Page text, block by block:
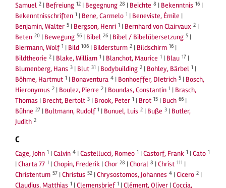
Samuel 2 | Befreiung 12 | Begegnung 28 | Beichte 8 | Bekenntnis 16 |
Bekenntnisschriften 1 | Bene, Carmelo 1 | Beneviste, Émile |
Benjamin, Walter 5 | Bergson, Henri 1 | Bernhard von Clairvaux 2 |
Beten 20 | Bewegung 56 | Bibel 26 | Bibel / Bibelübersetzung 5 |
Biermann, Wolf 1 | Bild 106 | Bildersturm 2 | Bildschirm 16 |
Bildtheorie 2 | Blake, William 1 | Blanchot, Maurice 1 | Blau 17 |
Blumenberg, Hans 3 | Blut 31 | Bodybuilding 2 | Bohley, Bärbel 1 |
Böhme, Hartmut 1 | Bonaventura 4 | Bonhoeffer, DIetrich 5 | Bosch,
Hieronymus 2 | Boulez, Pierre 2 | Boundas, Constantin 1 | Brasch,
Thomas | Brecht, Bertolt 3 | Brook, Peter 1 | Brot 15 | Buch 66 |
Bühne 27 | Bultmann, Rudolf 1 | Bunuel, Luis 2 | Buße 3 | Butler,
Judith 2
C
Cage, John 1 |Calvin 4 |Castellucci, Romeo 1 |Castorf, Frank 1 |Cato 1
|Charta 77 1 |Chopin, Frederik |Chor 28 |Choral 8 |Christ 111 |
Christentum 57 |Christus 52 |Chrysostomos, Johannes 4 |Cicero 2 |
Claudius, Matthias 1 |Clemensbrief 1 |Clément, Oliver |Coccia,